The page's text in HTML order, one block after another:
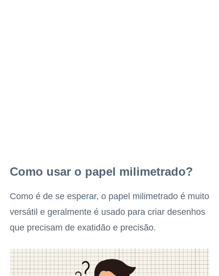
Como usar o papel milimetrado?
Como é de se esperar, o papel milimetrado é muito
versátil e geralmente é usado para criar desenhos
que precisam de exatidão e precisão.